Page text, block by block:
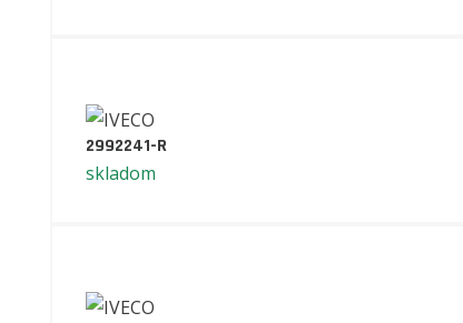
2992241-R
skladom